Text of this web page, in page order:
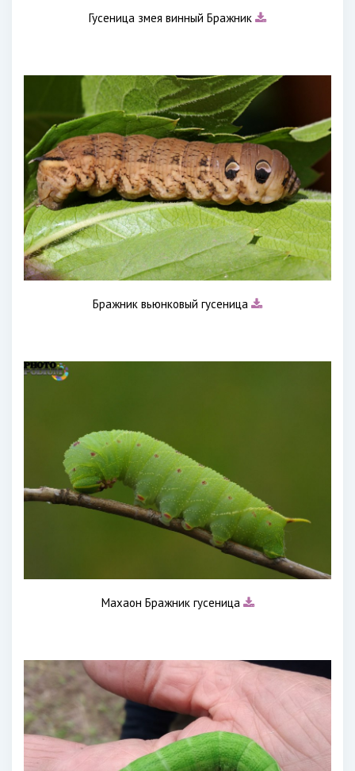
Гусеница змея винный Бражник
Бражник вьюнковый гусеница
Махаон Бражник гусеница